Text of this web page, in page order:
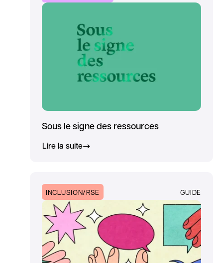
Sous le signe des ressources
Lire la suite
INCLUSION/RSE GUIDE